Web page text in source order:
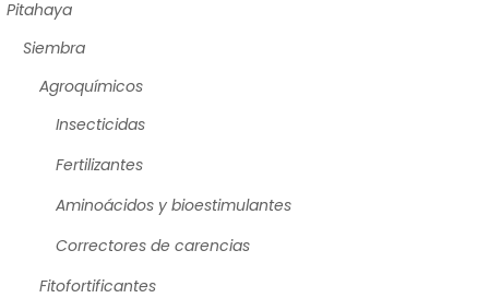
Pitahaya
Siembra
Agroquímicos
Insecticidas
Fertilizantes
Aminoácidos y bioestimulantes
Correctores de carencias
Fitofortificantes